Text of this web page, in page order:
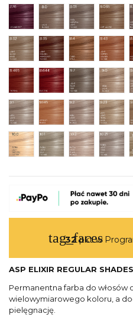
7.76 Loganberry8.0 Light Blonde
8.01 Cool
8.32 Light Sandy Beige
8.35 Light Golden
8.4 Tiger8.43
8.465 Paprika8.644 Electric
8.7 Light9.0
9.1 Very Light Ash Blonde
9.145 Apricot Blush
9.2 Very9.23
10.0 Extra Light Natural
10.1 Extra Light Ash
10.2 Extra10.21
tag_faces
32pkt w
ASP ELIXIR REGULAR SHADES
Permanentna farba do włosów
wielowymiarowego koloru, a
pielęgnację.